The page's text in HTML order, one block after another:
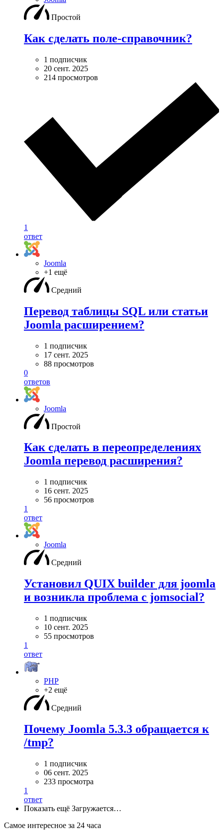
Простой
Как сделать поле-справочник?
1 подписчик
20 сент. 2025
214 просмотров
1
ответ
Joomla
+1 ещё
Средний
Перевод таблицы SQL или статьи
Joomla расширением?
1 подписчик
17 сент. 2025
88 просмотров
0
ответов
Joomla
Простой
Как сделать в переопределениях
Joomla перевод расширения?
1 подписчик
16 сент. 2025
56 просмотров
1
ответ
Joomla
Средний
Установил QUIX builder для joomla
и возникла проблема с jomsocial?
1 подписчик
10 сент. 2025
55 просмотров
1
ответ
PHP
+2 ещё
Средний
Почему Joomla 5.3.3 обращается к
/tmp?
1 подписчик
06 сент. 2025
233 просмотра
1
ответ
Показать ещё Загружается…
Самое интересное за 24 часа